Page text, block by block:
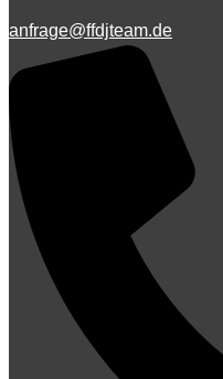
anfrage@ffdjteam.de